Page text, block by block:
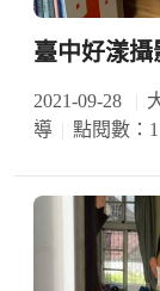
臺中好漾
2021-09-28
導
點閱數：